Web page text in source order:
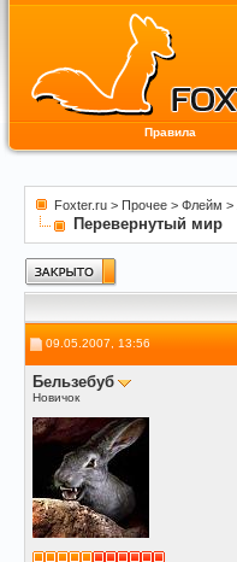
Правила
Foxter.ru > Прочее > Флейм >
Перевернутый мир
09.05.2007, 13:56
Бельзебуб
Новичок